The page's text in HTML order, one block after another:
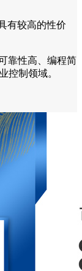
有较高的性价
靠性高、编程简
控制领域。